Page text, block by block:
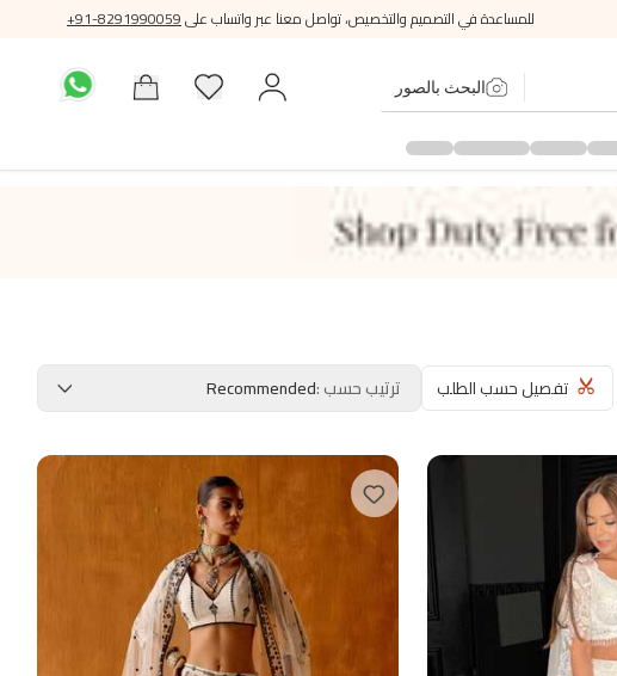
للمساعدة في التصميم والتخصيص، تواصل معنا عبر واتساب على+91-8291990059
البحث بالصور
تفصيل حسب الطلب ترتيب حسب:
Recommended